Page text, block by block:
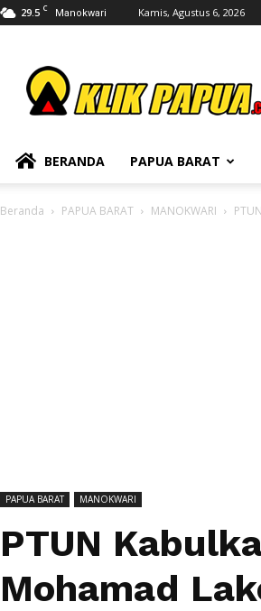
29.5 C Manokwari Kamis, Agustus 6, 2026
BERANDA PAPUA BARAT
Beranda PAPUA BARAT MANOKWARI
PAPUA BARAT MANOKWARI
PTUN
Mohamad